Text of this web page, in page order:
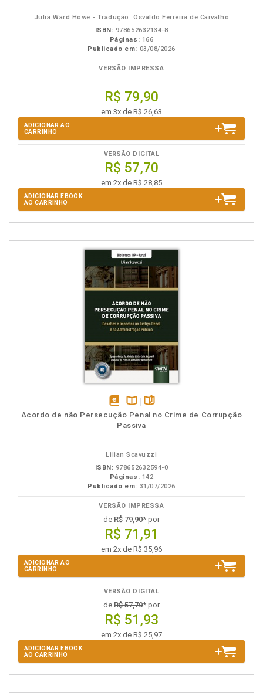
Julia Ward Howe - Tradução: Osvaldo Ferreira de Carvalho
ISBN: 978652632134-8
Páginas: 166
Publicado em: 03/08/2026
VERSÃO IMPRESSA
R$ 79,90
em 3x de R$ 26,63
ADICIONAR AO
CARRINHO
VERSÃO DIGITAL
R$ 57,70
em 2x de R$ 28,85
ADICIONAR EBOOK
AO CARRINHO
disponível
em
Disponível
na
páginas
Acordo de não Persecução Penal no Crime de Corrupção
Passiva
Lilian Scavuzzi
ISBN: 978652632594-0
Páginas: 142
Publicado em: 31/07/2026
VERSÃO IMPRESSA
de R$ 79,90* por
R$ 71,91
em 2x de R$ 35,96
ADICIONAR AO
CARRINHO
VERSÃO DIGITAL
de R$ 57,70* por
R$ 51,93
em 2x de R$ 25,97
ADICIONAR EBOOK
AO CARRINHO